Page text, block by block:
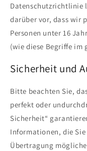
Datenschutzrichtlinie
darüber vor, dass wir
Personen unter 16
(wie diese Begriffe im
Sicherheit und
Bitte beachten Sie,
perfekt oder
Sicherheit“
Informationen, die
Übertragung